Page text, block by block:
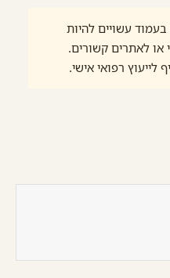
עשויים להיות
או לאתרים קשורים.
לייעוץ רפואי אישי.